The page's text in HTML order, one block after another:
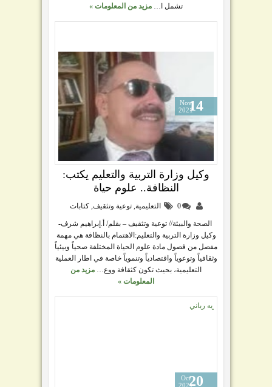
تشمل ا…
مزيد من المعلومات »
وكيل وزارة التربية والتعليم يكتب:
النظافة.. علوم حياة
0 التعليمية توعية وتثقيف كتابات
الصحة والبيئة// توعية وتثقيف – بقلم/ أ.إبراهيم شرف-
وكيل وزارة التربية والتعليم:الاهتمام بالنظافة هي مهمة
مفصل من فصول مادة علوم الحياة المختلفة صحياً وبيئياً
وثقافياً وتوعوياً واقتصادياً وتنموياً خاصة في اطار العملية
التعليمية، بحيث تكون كثقافة ووع…
مزيد من
المعلومات »
14
Nov
2021
20
Oct
2021